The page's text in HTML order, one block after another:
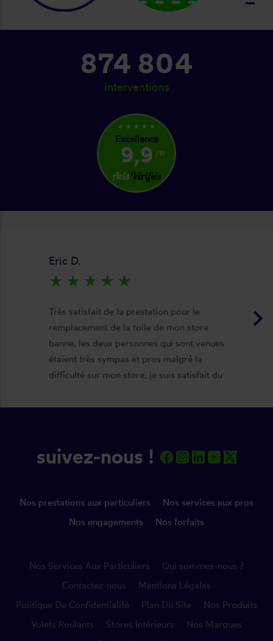
874 804
interventions
star_rate star_rate star_rate star_rate star_rate
Excellence
9,9 /10
keyboard_arrow_right
Eric D.
star_rate star_rate star_rate star_rate star_rate
Très satisfait de la prestation pour le
remplacement de la toile de mon store
banne, les deux personnes qui sont venues
étaient très sympas et pros malgré la
difficulté sur mon store, je suis satisfait du
opération, devis, commande, délai qualité
suivez-nous !
Nos prestations aux particuliers
Nos services aux pros
Nos engagements
Nos forfaits
Nos Services Aux Particuliers
Qui sommes-nous ?
Contactez-nous
Mentions Légales
Politique De Confidentialité
Plan Du Site
Nos Produits
Volets Roulants
Stores Intérieurs
Nos Marques